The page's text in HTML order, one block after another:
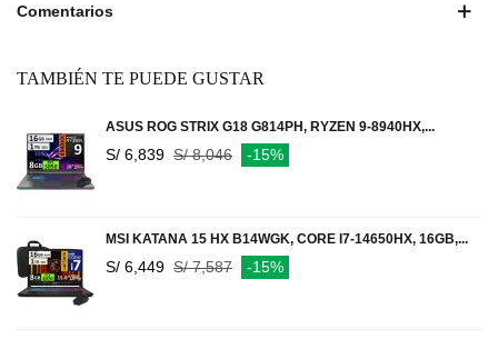
Comentarios
TAMBIÉN TE PUEDE GUSTAR
ASUS ROG STRIX G18 G814PH, RYZEN 9-8940HX,...
S/ 6,839 S/ 8,046 -15%
MSI KATANA 15 HX B14WGK, CORE I7-14650HX, 16GB,...
S/ 6,449 S/ 7,587 -15%